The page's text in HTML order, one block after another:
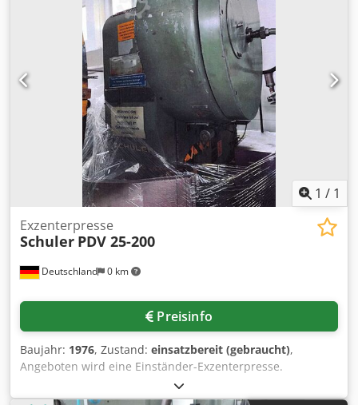
zwischen Tisch und Stößel: 415mm, inklusive Schutzschirm
am Arbeitsbereich. Maschinengewicht: ca. 3900kg.
Besichtigung nach Absprache möglich. Chodpfxezrzp Io
1 / 1
Deutschland 0 km
Exzenterpresse
Schuler PDV 25-200
Preisinfo
Baujahr: 1976, Zustand: einsatzbereit (gebraucht),
Angeboten wird eine Einständer-Exzenterpresse.
Presskraft: 25t, Ausladung: 200mm, verstellbarer
Hubbereich: 8mm-80mm, maximale Hubzahl: